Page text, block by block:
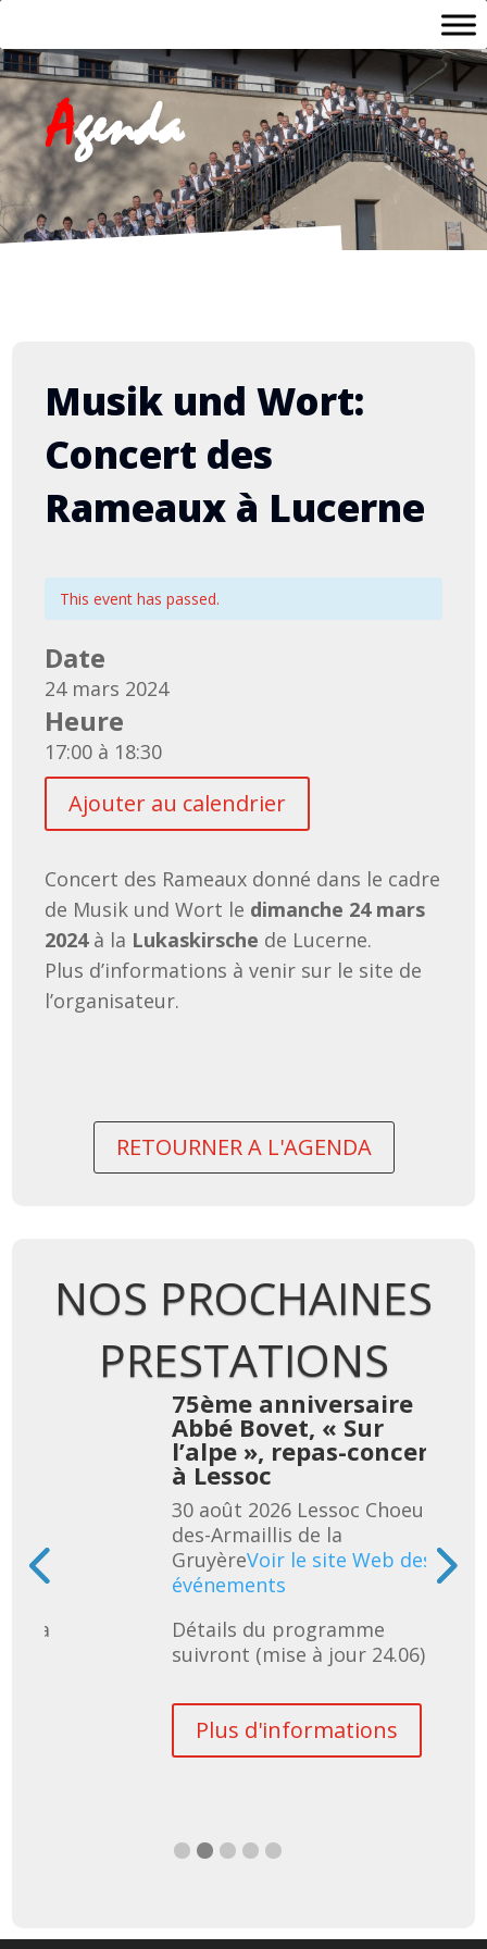
Agenda
Musik und Wort:
Concert des
Rameaux à Lucerne
This event has passed.
Date
24 mars 2024
Heure
17:00 à 18:30
Ajouter au calendrier
Concert des Rameaux donné dans le cadre
de Musik und Wort le dimanche 24 mars
2024à la Lukaskirsche de Lucerne.
Plus d’informations à venir sur le site de
l’organisateur.
RETOURNER A L'AGENDA
NOS PROCHAINES
PRESTATIONS
75ème anniversaire
Abbé Bovet, « Sur
l’alpe », repas-concert
à Lessoc
30 août 2026 Lessoc Choeur-
des-Armaillis de la
GruyèreVoir le site Web des
événements
Détails du programme
suivront (mise à jour 24.06)
Plus d'informations